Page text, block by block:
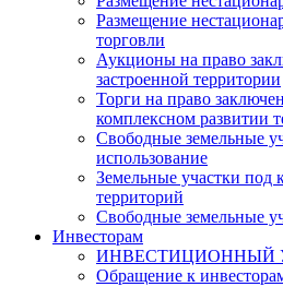
Размещение
торговли
Аукционы на право
застроенной территории
Торги на право
комплексном развитии
Свободные земельные
использование
Земельные участки под
территорий
Свободные земельные
Инвесторам
ИНВЕСТИЦИОННЫЙ
Обращение к